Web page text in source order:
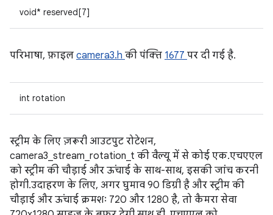
void* reserved[7]
परिभाषा, फ़ाइल camera3.h की पंक्ति 1677 पर दी गई है.
int rotation
स्ट्रीम के लिए ज़रूरी आउटपुट रोटेशन,
camera3_stream_rotation_t की वैल्यू में से कोई एक. एचएएल
को स्ट्रीम की चौड़ाई और ऊंचाई के साथ-साथ, इसकी जांच करनी
होगी. उदाहरण के लिए, अगर घुमाव 90 डिग्री है और स्ट्रीम की
चौड़ाई और ऊंचाई क्रमशः 720 और 1280 है, तो कैमरा सेवा